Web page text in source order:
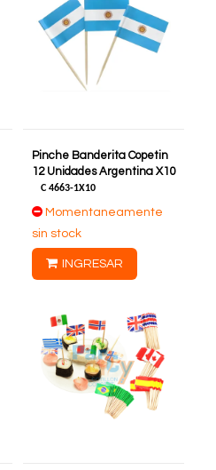
Pinche Banderita Copetin
12 Unidades Argentina X10
C 4663-1X10
Momentaneamente
sin stock
INGRESAR